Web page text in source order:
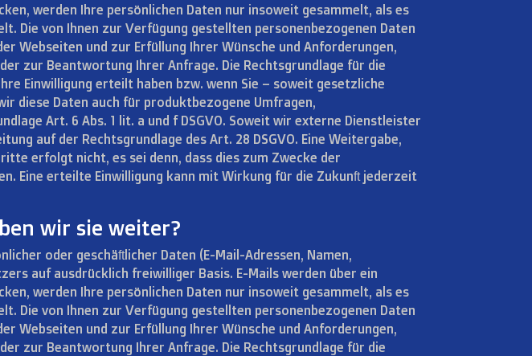
werden Ihre persönlichen Daten nur insoweit gesammelt, als es
Die von Ihnen zur Verfügung gestellten personenbezogenen Daten
Webseiten und zur Erfüllung Ihrer Wünsche und Anforderungen,
zur Beantwortung Ihrer Anfrage. Die Rechtsgrundlage für die
Einwilligung erteilt haben bzw. wenn Sie – soweit gesetzliche
diese Daten auch für produktbezogene Umfragen,
Art. 6 Abs. 1 lit. a und f DSGVO. Soweit wir externe Dienstleister
auf der Rechtsgrundlage des Art. 28 DSGVO. Eine Weitergabe,
erfolgt nicht, es sei denn, dass dies zum Zwecke der
Eine erteilte Einwilligung kann mit Wirkung für die Zukunft jederzeit
wir sie weiter?
oder geschäftlicher Daten (E-Mail-Adressen, Namen,
auf ausdrücklich freiwilliger Basis. E-Mails werden über ein
werden Ihre persönlichen Daten nur insoweit gesammelt, als es
Die von Ihnen zur Verfügung gestellten personenbezogenen Daten
Webseiten und zur Erfüllung Ihrer Wünsche und Anforderungen,
zur Beantwortung Ihrer Anfrage. Die Rechtsgrundlage für die